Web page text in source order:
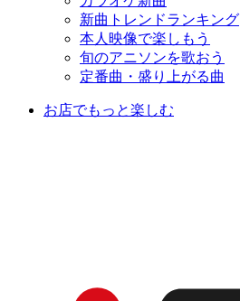
新曲トレンドランキング
本人映像で楽しもう
旬のアニソンを歌おう
定番曲・盛り上がる曲
お店でもっと楽しむ